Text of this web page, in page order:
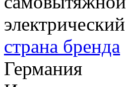
электрический
страна бренда
Германия